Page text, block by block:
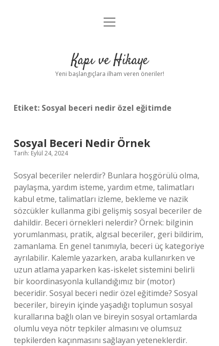
Anasayfa
Yasal Uyarı
menüyü
Kapı ve Hikaye
Yeni başlangıçlara ilham veren öneriler!
Etiket: Sosyal beceri nedir özel eğitimde
Sosyal Beceri Nedir Örnek
Tarih: Eylül 24, 2024
Sosyal beceriler nelerdir? Bunlara hoşgörülü olma,
paylaşma, yardım isteme, yardım etme, talimatları
kabul etme, talimatları izleme, bekleme ve nazik
sözcükler kullanma gibi gelişmiş sosyal beceriler de
dahildir. Beceri örnekleri nelerdir? Örnek: bilginin
yorumlanması, pratik, algısal beceriler, geri bildirim,
zamanlama. En genel tanımıyla, beceri üç kategoriye
ayrılabilir. Kalemle yazarken, araba kullanırken ve
uzun atlama yaparken kas-iskelet sistemini belirli
bir koordinasyonla kullandığımız bir (motor)
beceridir. Sosyal beceri nedir özel eğitimde? Sosyal
beceriler, bireyin içinde yaşadığı toplumun sosyal
kurallarına bağlı olan ve bireyin sosyal ortamlarda
olumlu veya nötr tepkiler almasını ve olumsuz
tepkilerden kaçınmasını sağlayan yeteneklerdir.